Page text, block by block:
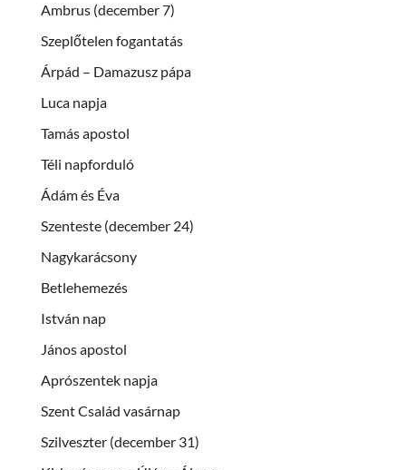
Ambrus (december 7)
Szeplőtelen fogantatás
Árpád – Damazusz pápa
Luca napja
Tamás apostol
Téli napforduló
Ádám és Éva
Szenteste (december 24)
Nagykarácsony
Betlehemezés
István nap
János apostol
Aprószentek napja
Szent Család vasárnap
Szilveszter (december 31)